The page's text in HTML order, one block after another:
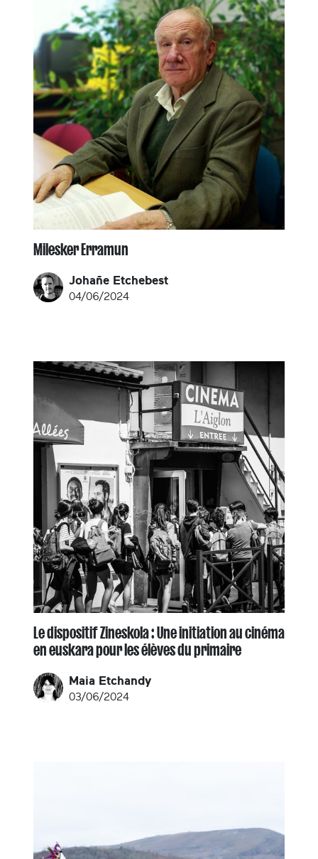
Milesker Erramun
Johañe Etchebest
04/06/2024
Le dispositif Zineskola : Une initiation au cinéma
en euskara pour les élèves du primaire
Maia Etchandy
03/06/2024